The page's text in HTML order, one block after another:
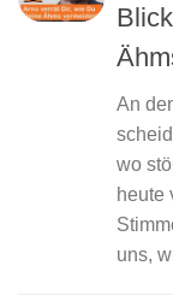
An
wo
heute
uns,